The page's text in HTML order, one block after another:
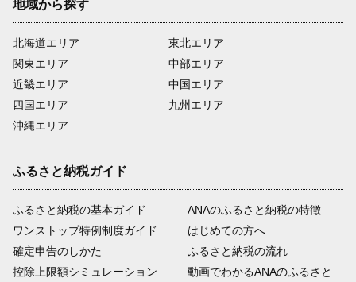
地域から探す
北海道エリア
関東エリア
近畿エリア
四国エリア
沖縄エリア
東北エリア
中部エリア
中国エリア
九州エリア
ふるさと納税ガイド
ふるさと納税の基本ガイド
ワンストップ特例制度ガイド
確定申告のしかた
控除上限額シミュレーション
ANAのふるさと納税の特徴
はじめての方へ
ふるさと納税の流れ
動画でわかるANAのふるさと